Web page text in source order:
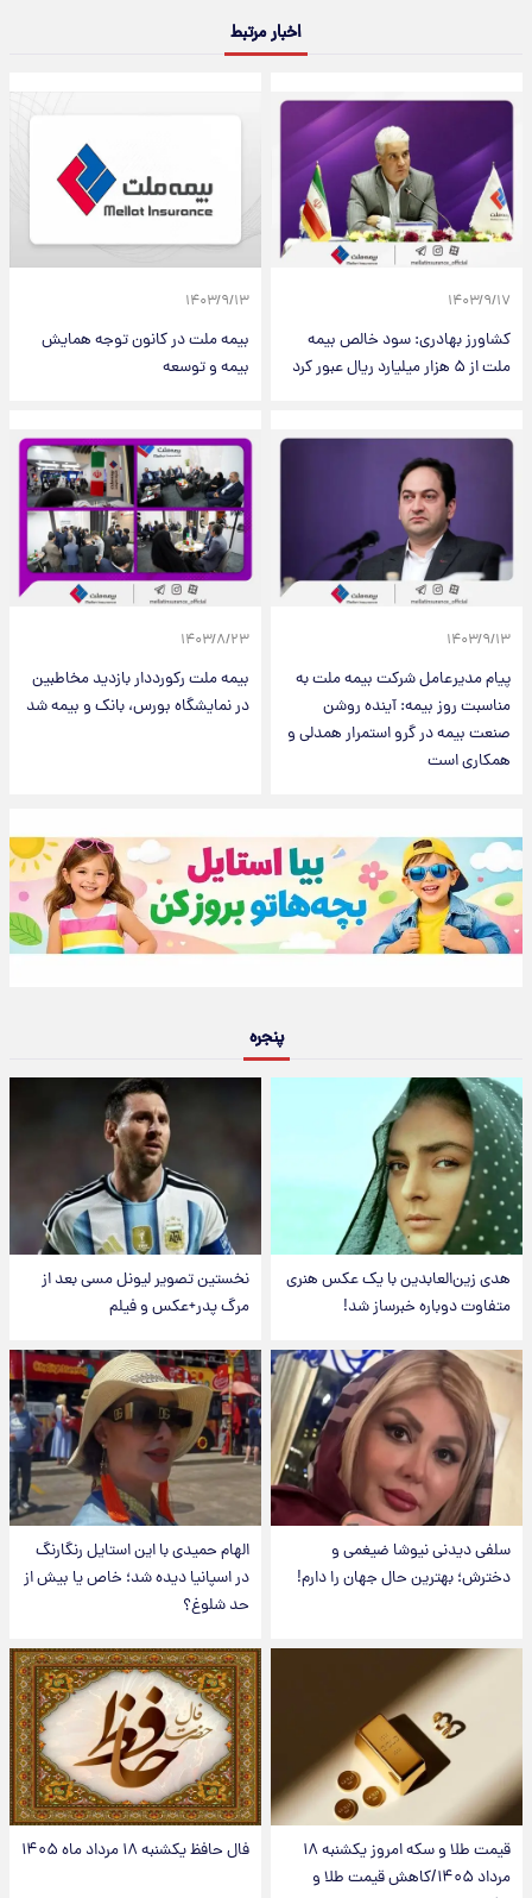
اخبار مرتبط
۱۴۰۳/۹/۱۷
کشاورز بهادری: سود خالص بیمه
ملت از ۵ هزار میلیارد ریال عبور کرد
۱۴۰۳/۹/۱۳
بیمه ملت در کانون توجه همایش
بیمه و توسعه
۱۴۰۳/۹/۱۳
پیام مدیرعامل شرکت بیمه ملت به
مناسبت روز بیمه: آینده روشن
صنعت بیمه در گرو استمرار همدلی و
همکاری است
۱۴۰۳/۸/۲۳
بیمه ملت رکورد‌دار بازدید مخاطبین
در نمایشگاه بورس، بانک و بیمه شد
پنجره
هدی زین‌العابدین با یک عکس هنری
متفاوت دوباره خبرساز شد!
نخستین تصویر لیونل مسی بعد از
مرگ پدر+عکس و فیلم
سلفی دیدنی نیوشا ضیغمی و
دخترش؛ بهترین حال جهان را دارم!
الهام حمیدی با این استایل رنگارنگ
در اسپانیا دیده شد؛ خاص یا بیش از
حد شلوغ؟
قیمت طلا و سکه امروز یکشنبه ۱۸
مرداد ۱۴۰۵/کاهش قیمت طلا و
فال حافظ یکشنبه ۱۸ مرداد ماه ۱۴۰۵